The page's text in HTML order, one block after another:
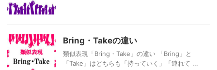
Bring・Takeの違い
類似表現「Bring・Take」の違い 「Bring」と
「Take」はどちらも「持っていく」「連れて ...